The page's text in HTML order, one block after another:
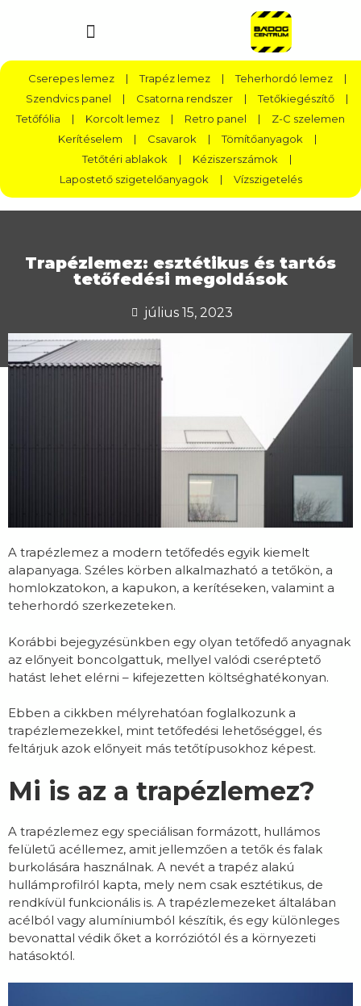
Cserepes lemez Trapéz lemez
Teherhordó lemez
Szendvics panel
Csatorna rendszer
Tetőkiegészítő
Tetőfólia
Korcolt lemez Retro panel
Z-C szelemen
Kerítéselem
Csavarok
Tömítőanyagok
Tetőtéri ablakok
Kéziszerszámok
Lapostető szigetelőanyagok
Vízszigetelés
Trapézlemez: esztétikus és tartós
tetőfedési megoldások
július 15, 2023
A trapézlemez a modern tetőfedés egyik kiemelt
alapanyaga. Széles körben alkalmazható a tetőkön, a
homlokzatokon, a kapukon, a kerítéseken, valamint a
teherhordó szerkezeteken.
Korábbi bejegyzésünkben egy olyan tetőfedő anyagnak
az előnyeit boncolgattuk, mellyel valódi cseréptető
hatást lehet elérni – kifejezetten költséghatékonyan.
Ebben a cikkben mélyrehatóan foglalkozunk a
trapézlemezekkel, mint tetőfedési lehetőséggel, és
feltárjuk azok előnyeit más tetőtípusokhoz képest.
Mi is az a trapézlemez?
A trapézlemez egy speciálisan formázott, hullámos
felületű acéllemez, amit jellemzően a tetők és falak
burkolására használnak. A nevét a trapéz alakú
hullámprofilról kapta, mely nem csak esztétikus, de
rendkívül funkcionális is. A trapézlemezeket általában
acélból vagy alumíniumból készítik, és egy különleges
bevonattal védik őket a korróziótól és a környezeti
hatásoktól.